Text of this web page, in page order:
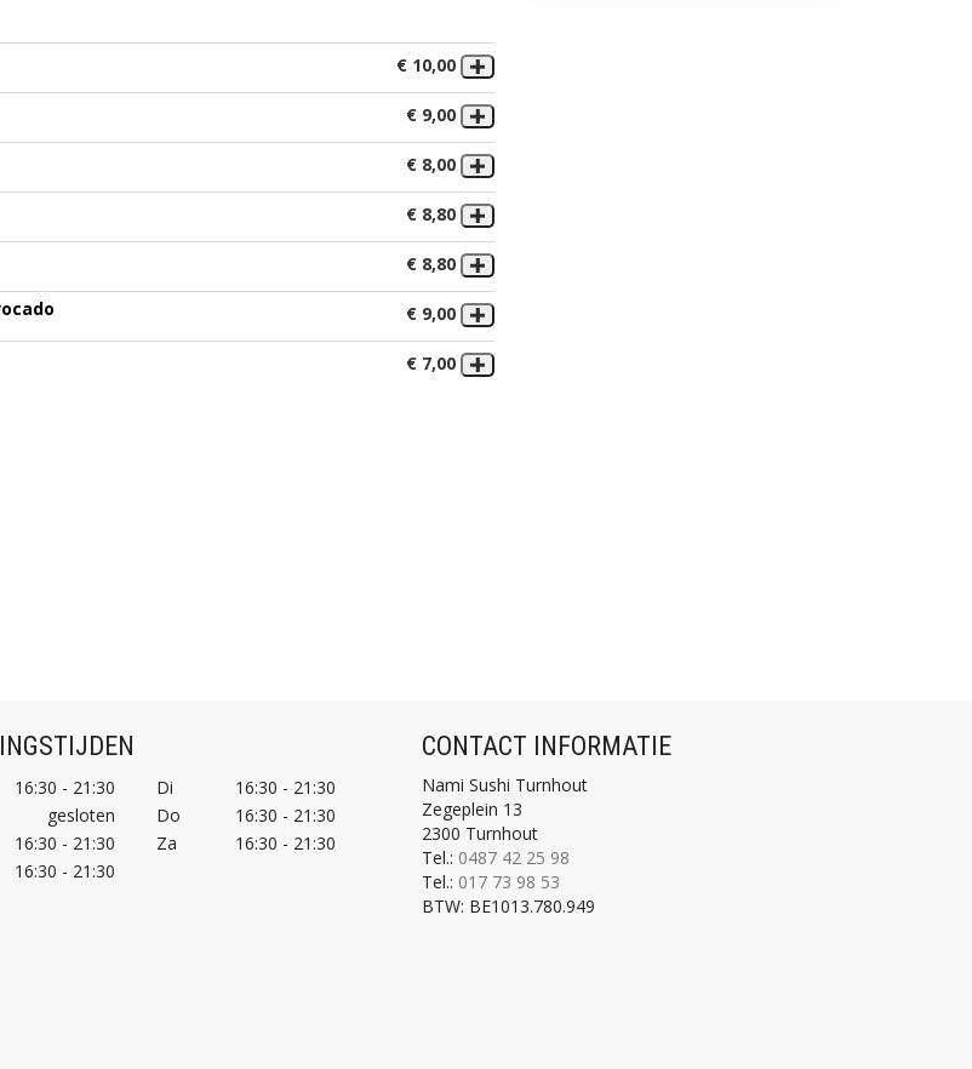
€ 10,00
€ 9,00
€ 8,00
€ 8,80
€ 8,80
€ 9,00
€ 7,00
16:30 - 21:30 Di
16:30 - 21:30
gesloten Do
16:30 - 21:30
16:30 - 21:30 Za
16:30 - 21:30
16:30 - 21:30
CONTACT INFORMATIE
Nami Sushi Turnhout
Zegeplein 13
2300 Turnhout
Tel.: 0487 42 25 98
Tel.: 017 73 98 53
BTW: BE1013.780.949